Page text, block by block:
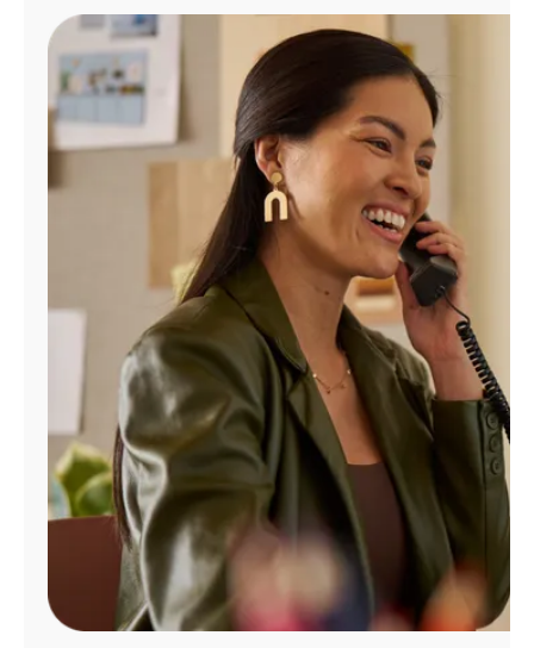
Administrar
cuenta
Encuentra
tienda